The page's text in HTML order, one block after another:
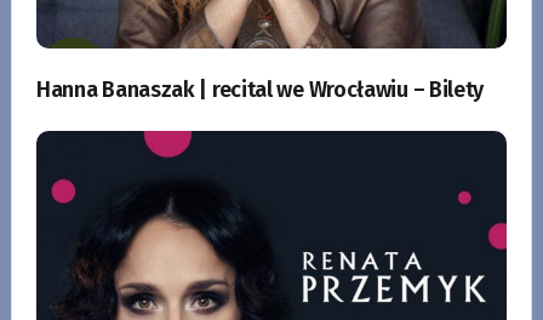
Hanna Banaszak | recital we Wrocławiu – Bilety